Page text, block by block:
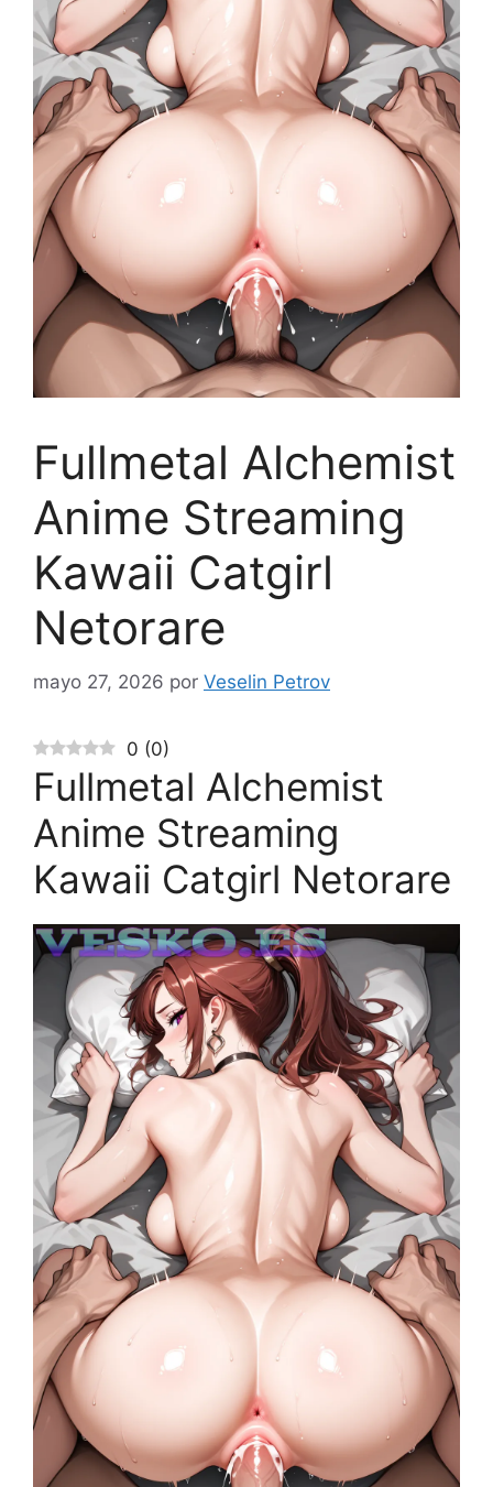
Fullmetal Alchemist
Anime Streaming
Kawaii Catgirl
Netorare
mayo 27, 2026 por Veselin Petrov
0 (0)
Fullmetal Alchemist
Anime Streaming
Kawaii Catgirl Netorare